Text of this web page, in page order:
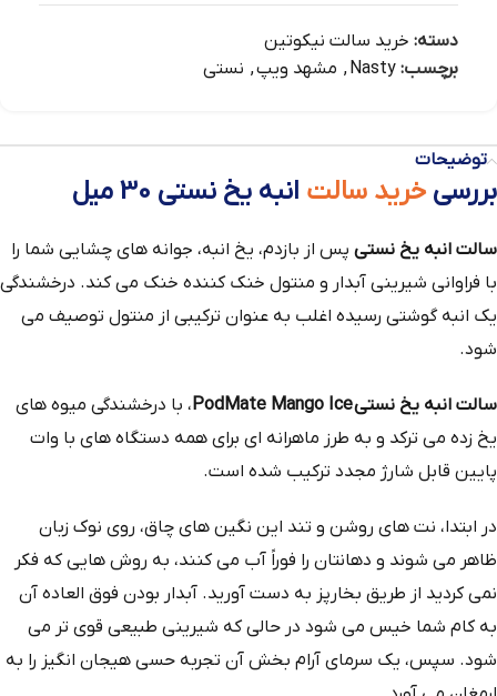
دسته: خرید سالت نیکوتین
برچسب: Nasty
, مشهد ویپ, نستی
توضیحات
بررسی خرید سالت انبه یخ نستی 30 میل
سالت انبه یخ نستی پس از بازدم، یخ انبه، جوانه های چشایی شما را
با فراوانی شیرینی آبدار و منتول خنک کننده خنک می کند. درخشندگی
یک انبه گوشتی رسیده اغلب به عنوان ترکیبی از منتول توصیف می
شود.
سالت انبه یخ نستی PodMate Mango Ice
، با درخشندگی میوه های
یخ زده می ترکد و به طرز ماهرانه ای برای همه دستگاه های با وات
پایین قابل شارژ مجدد ترکیب شده است.
در ابتدا، نت‌ های روشن و تند این نگین‌ های چاق، روی نوک زبان
ظاهر می‌ شوند و دهانتان را فوراً آب می‌ کنند، به روش‌ هایی که فکر
نمی‌ کردید از طریق بخارپز به دست آورید. آبدار بودن فوق العاده آن
به کام شما خیس می شود در حالی که شیرینی طبیعی قوی تر می
شود. سپس، یک سرمای آرام‌ بخش آن تجربه حسی هیجان‌ انگیز را به